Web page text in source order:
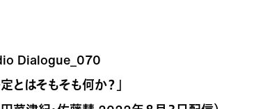
Dialogue_070
とはそもそも何か？」